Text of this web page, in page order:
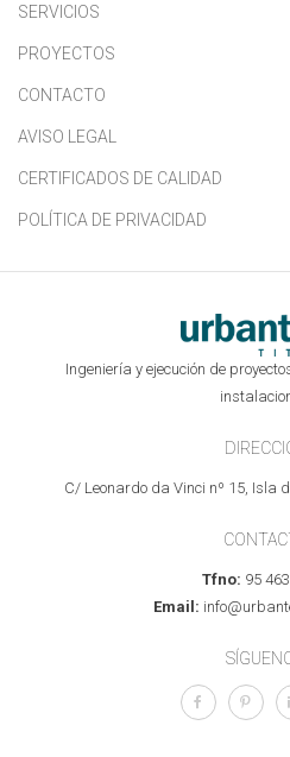
SERVICIOS
PROYECTOS
CONTACTO
AVISO LEGAL
CERTIFICADOS DE CALIDAD
POLÍTICA DE PRIVACIDAD
Ingeniería y ejecución de
C/ Leonardo da Vinci nº 15, Isla
Tfno: 95
Email: